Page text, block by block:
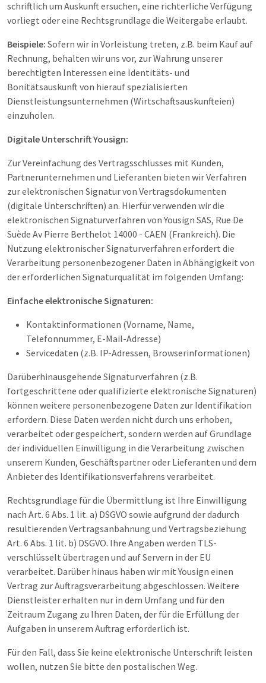
schriftlich um Auskunft ersuchen, eine richterliche Verfügung
vorliegt oder eine Rechtsgrundlage die Weitergabe erlaubt.
Beispiele: Sofern wir in Vorleistung treten, z.B. beim Kauf auf
Rechnung, behalten wir uns vor, zur Wahrung unserer
berechtigten Interessen eine Identitäts- und
Bonitätsauskunft von hierauf spezialisierten
Dienstleistungsunternehmen (Wirtschaftsauskunfteien)
einzuholen.
Digitale Unterschrift Yousign:
Zur Vereinfachung des Vertragsschlusses mit Kunden,
Partnerunternehmen und Lieferanten bieten wir Verfahren
zur elektronischen Signatur von Vertragsdokumenten
(digitale Unterschriften) an. Hierfür verwenden wir die
elektronischen Signaturverfahren von Yousign SAS, Rue De
Suède Av Pierre Berthelot 14000 - CAEN (Frankreich). Die
Nutzung elektronischer Signaturverfahren erfordert die
Verarbeitung personenbezogener Daten in Abhängigkeit von
der erforderlichen Signaturqualität im folgenden Umfang:
Einfache elektronische Signaturen:
Kontaktinformationen (Vorname, Name,
Telefonnummer, E-Mail-Adresse)
Servicedaten (z.B. IP-Adressen, Browserinformationen)
Darüberhinausgehende Signaturverfahren (z.B.
fortgeschrittene oder qualifizierte elektronische Signaturen)
können weitere personenbezogene Daten zur Identifikation
erfordern. Diese Daten werden nicht durch uns erhoben,
verarbeitet oder gespeichert, sondern werden auf Grundlage
der individuellen Einwilligung in die Verarbeitung zwischen
unserem Kunden, Geschäftspartner oder Lieferanten und dem
Anbieter des Identifikationsverfahrens verarbeitet.
Rechtsgrundlage für die Übermittlung ist Ihre Einwilligung
nach Art. 6 Abs. 1 lit. a) DSGVO sowie aufgrund der dadurch
resultierenden Vertragsanbahnung und Vertragsbeziehung
Art. 6 Abs. 1 lit. b) DSGVO. Ihre Angaben werden TLS-
verschlüsselt übertragen und auf Servern in der EU
verarbeitet. Darüber hinaus haben wir mit Yousign einen
Vertrag zur Auftragsverarbeitung abgeschlossen. Weitere
Dienstleister erhalten nur in dem Umfang und für den
Zeitraum Zugang zu Ihren Daten, der für die Erfüllung der
Aufgaben in unserem Auftrag erforderlich ist.
Für den Fall, dass Sie keine elektronische Unterschrift leisten
wollen, nutzen Sie bitte den postalischen Weg.